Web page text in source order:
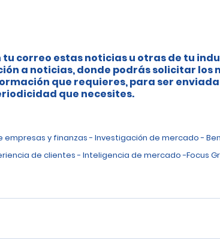
tu correo estas noticias u otras de tu
a noticias, donde podrás solicitar los
que requieres, para ser
que necesites.
empresas y finanzas - Investigación de mercado -
de clientes - Inteligencia de mercado -Focus